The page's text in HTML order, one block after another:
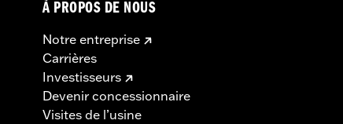
À PROPOS DE NOUS
Notre entreprise
Carrières
Investisseurs
Devenir concessionnaire
Visites de l’usine